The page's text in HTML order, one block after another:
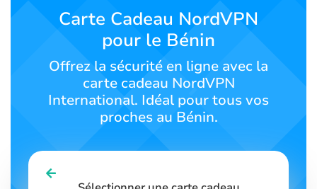
nous
SIGN INSIGN UP
Carte Cadeau NordVPN
pour le Bénin
Offrez la sécurité en ligne avec la
carte cadeau NordVPN
International. Idéal pour tous vos
proches au Bénin.